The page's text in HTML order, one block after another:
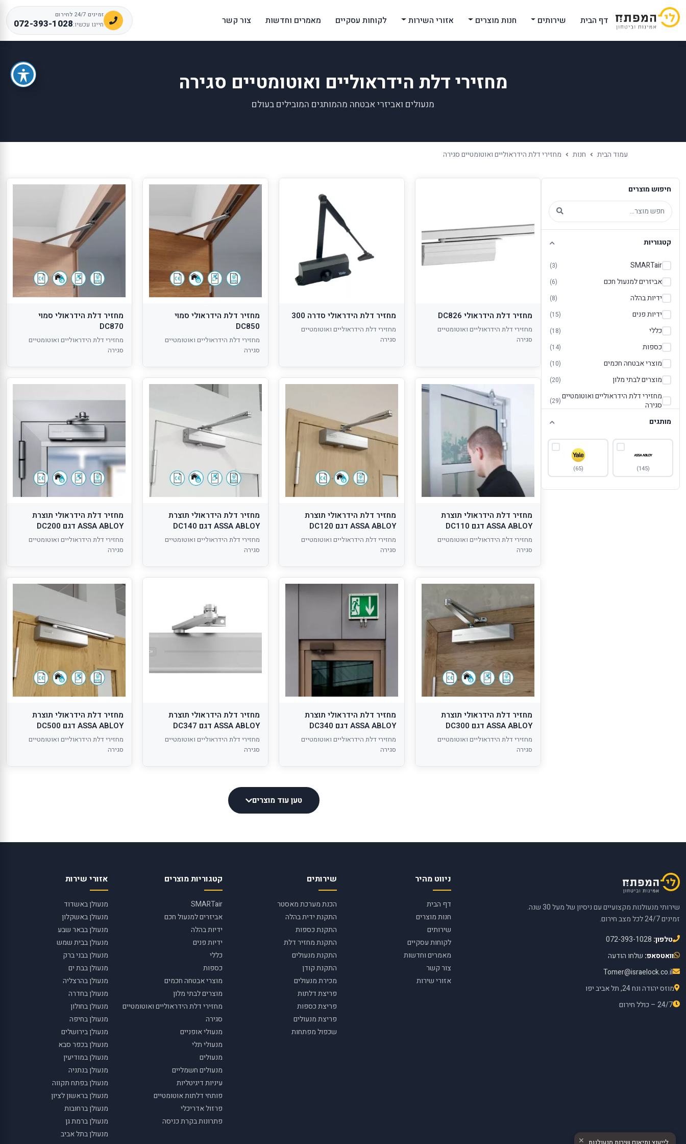
דף הבית שירותים חנות מוצרים אזורי השירות לקוחות עסקיים מאמרים וחדשות צור קשר זמינים 24/7 לחירום
חייגו עכשיו:072-393-1028
מחזירי דלת הידראוליים ואוטומטיים סגירה
מנעולים ואביזרי אבטחה מהמותגים המובילים בעולם
עמוד הבית חנות מחזירי דלת הידראוליים ואוטומטיים סגירה
חיפוש מוצרים
קטגוריות
SMARTair
(3)
אביזרים למנעול חכם (6)
ידיות בהלה (8)
ידיות פנים (15)
כללי (18)
כספות (14)
מוצרי אבטחה חכמים (10)
מוצרים לבתי מלון (20)
מחזירי דלת הידראוליים ואוטומטיים
סגירה
(29)
מנעולי אופניים
מנעולי תלי (5)
מנעולים
מנעולים חשמליים
עיניות דיגיטליות
מותגים
(145)
(65)
מחזיר דלת הידראולי DC826
מחזירי דלת הידראוליים ואוטומטיים
סגירה
מחזיר דלת הידראולי סדרה 300
מחזירי דלת הידראוליים ואוטומטיים
סגירה
מחזיר דלת הידראולי סמוי
DC850
מחזירי דלת הידראוליים ואוטומטיים
סגירה
מחזיר דלת הידראולי סמוי
DC870
מחזירי דלת הידראוליים ואוטומטיים
סגירה
מחזיר דלת הידראולי תוצרת
ASSA ABLOY דגם DC110
מחזירי דלת הידראוליים ואוטומטיים
סגירה
מחזיר דלת הידראולי תוצרת
ASSA ABLOY דגם DC120
מחזירי דלת הידראוליים ואוטומטיים
סגירה
מחזיר דלת הידראולי תוצרת
ASSA ABLOY דגם DC140
מחזירי דלת הידראוליים ואוטומטיים
סגירה
מחזיר דלת הידראולי תוצרת
ASSA ABLOY דגם DC200
מחזירי דלת הידראוליים ואוטומטיים
סגירה
מחזיר דלת הידראולי תוצרת
ASSA ABLOY דגם DC300
מחזירי דלת הידראוליים ואוטומטיים
סגירה
מחזיר דלת הידראולי תוצרת
ASSA ABLOY דגם DC340
מחזירי דלת הידראוליים ואוטומטיים
סגירה
מחזיר דלת הידראולי תוצרת
ASSA ABLOY דגם DC347
מחזירי דלת הידראוליים ואוטומטיים
סגירה
מחזיר דלת הידראולי תוצרת
ASSA ABLOY דגם DC500
מחזירי דלת הידראוליים ואוטומטיים
סגירה
טען עוד מוצרים
שירותי מנעולנות מקצועיים עם ניסיון של מעל 30 שנה.
זמינים 24/7 לכל מצב חירום.
טלפון: 072-393-1028
וואטסאפ: שלחו הודעה
Tomer@israelock.co.il
מוזס יהודה ונח 24, תל אביב יפו
24/7 – כולל חירום
ניווט מהיר
דף הבית
חנות מוצרים
שירותים
לקוחות עסקיים
מאמרים וחדשות
צור קשר
אזורי שירות
שירותים
הכנת מערכת מאסטר
התקנת ידית בהלה
התקנת כספות
התקנת מחזיר דלת
התקנת מנעולים
התקנת קודן
מכירת מנעולים
פריצת דלתות
פריצת כספות
פריצת מנעולים
שכפול מפתחות
קטגוריות מוצרים
SMARTair
אביזרים למנעול חכם
ידיות בהלה
ידיות פנים
כללי
כספות
מוצרי אבטחה חכמים
מוצרים לבתי מלון
מחזירי דלת הידראוליים ואוטומטיים
סגירה
מנעולי אופניים
מנעולי תלי
מנעולים
מנעולים חשמליים
עיניות דיגיטליות
פותחי דלתות אוטומטיים
פרזול אדריכלי
פתרונות בקרת כניסה
אזורי שירות
מנעולן באשדוד
מנעולן באשקלון
מנעולן בבאר שבע
מנעולן בבית שמש
מנעולן בבני ברק
מנעולן בבת ים
מנעולן בהרצליה
מנעולן בחדרה
מנעולן בחולון
מנעולן בחיפה
מנעולן בירושלים
מנעולן בכפר סבא
מנעולן במודיעין
מנעולן בנתניה
מנעולן בפתח תקווה
מנעולן בראשון לציון
מנעולן ברחובות
מנעולן ברמת גן
מנעולן בתל אביב
✕